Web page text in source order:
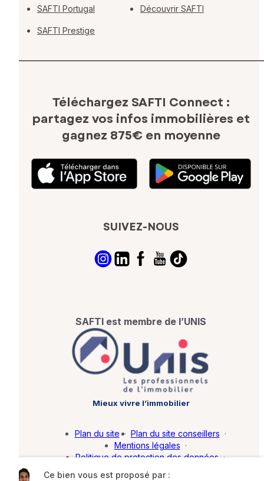
Ce bien vous est proposé par :
SAFTI Portugal
SAFTI Prestige
Découvrir SAFTI
Téléchargez SAFTI Connect :
partagez vos infos immobilières et
gagnez 875€ en moyenne
SUIVEZ-NOUS
SAFTI est membre de l’UNIS
Mieux vivre l’immobilier
Plan du site · Plan du site conseillers ·
Mentions légales ·
Politique de protection des données ·